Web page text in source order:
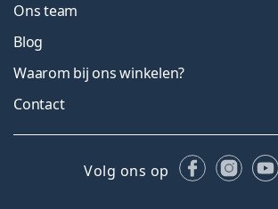
Ons team
Blog
Waarom bij ons winkelen?
Contact
Volg ons op Facebook